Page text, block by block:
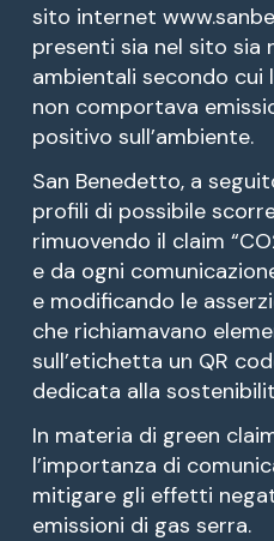
sito internet
presenti sia nel sito sia
ambientali secondo
non comportava
positivo sull’ambiente.
San Benedetto, a
profili di possibile
rimuovendo il claim
e da ogni
e modificando le
che richiamavano
sull’etichetta un QR
dedicata alla
In materia di green
l’importanza di
mitigare gli effetti
emissioni di gas serra.